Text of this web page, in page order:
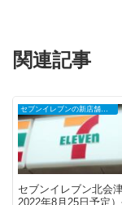
関連記事
セブンイレブン北会
2022年8月25日予定